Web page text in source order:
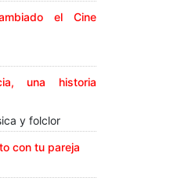
el Cine
una historia
y folclor
con tu pareja